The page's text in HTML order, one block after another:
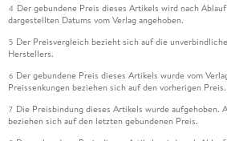
4 Der gebundene Preis dieses Artikels wird nach
dargestellten Datums vom Verlag angehoben.
5 Der Preisvergleich bezieht sich auf die
Herstellers.
6 Der gebundene Preis dieses Artikels wurde vom
Preissenkungen beziehen sich auf den vorherigen Preis.
7 Die Preisbindung dieses Artikels wurde aufgehoben.
beziehen sich auf den letzten gebundenen Preis.